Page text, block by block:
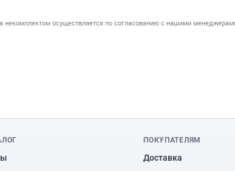
осуществляется по согласованию с нашими
ПОКУПАТЕЛЯМ
Доставка